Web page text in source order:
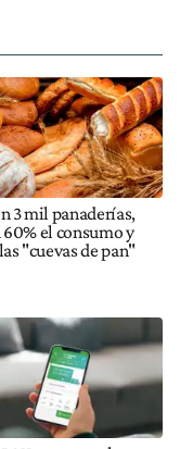
3 mil panaderías,
60% el consumo y
"cuevas de pan"